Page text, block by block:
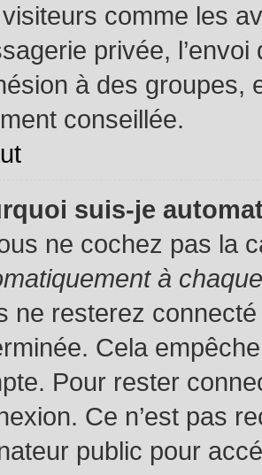
comme les
privée,
à des groupes,
conseillée.
suis-je
ne cochez pas la
à
ne resterez
Cela
Pour rester
Ce n’est pas
public pour